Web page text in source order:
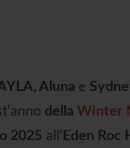
Aluna e
della Winter
2025 all’ Eden